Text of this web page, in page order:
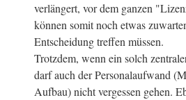
verlängert, vor dem ganzen
können somit noch etwas
Entscheidung treffen müssen.
Trotzdem, wenn ein solch
darf auch der Personalaufwand
Aufbau) nicht vergessen gehen.